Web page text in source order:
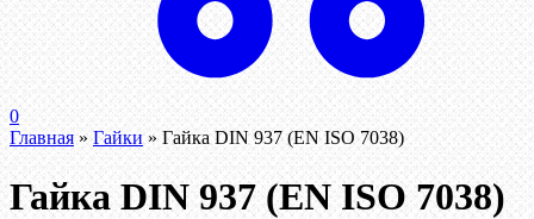
0
Главная » Гайки » Гайка DIN 937 (EN ISO 7038)
Гайка DIN 937 (EN ISO 7038)